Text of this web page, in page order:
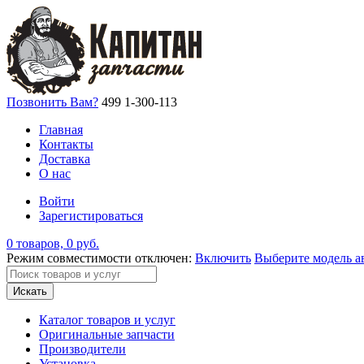
Позвонить Вам? 499 1-300-113
Главная
Контакты
Доставка
О нас
Войти
Зарегистироваться
0 товаров, 0 руб.
Режим совместимости отключен: Включить Выберите модель
Искать
Каталог товаров и услуг
Оригинальные запчасти
Производители